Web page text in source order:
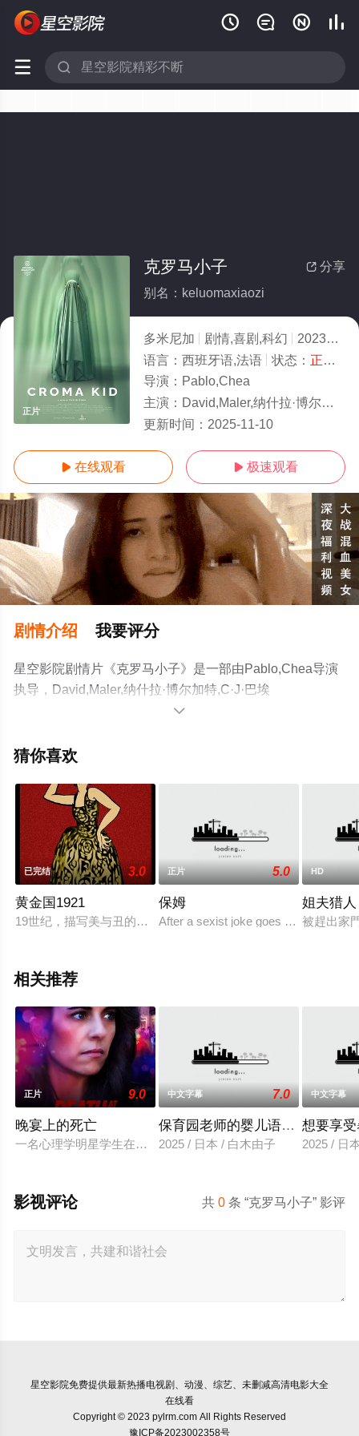
   
 
正片
 分享
克罗马小子
别名：keluomaxiaozi
多米尼加 剧情,喜剧,科幻 2023
语言： 西班牙语,法语 状态： 正片
导演： Pablo,Chea
主演： David,Maler,纳什拉·博尔加特,C·J·巴埃斯,Yasser,Michelén,以色列·卡德纳斯,Vi
更新时间： 2025-11-10
 在线观看  极速观看
剧情介绍 我要评分
星空影院剧情片《克罗马小子》是一部由Pablo,Chea导演
执导，David,Maler,纳什拉·博尔加特,C·J·巴埃
斯,Yasser,Michelén,以色列·卡德纳
等演员精彩演绎的多米尼加电影，手机免费在线观看高清
移步至豆瓣电影、电视猫或剧情网等平台了解。

猜你喜欢
已完结 3.0
黄金国1921
19世纪，描写美与丑的文学作品风靡一时。“美”之古怪亮丽，
正片 5.0
保姆
After a sexist joke goes viral, Cédric
HD
姐夫猎
被趕出家
相关推荐
正片 9.0
晚宴上的死亡
一名心理学明星学生在一次教师派对上死亡后，安德莉亚·吉布
中文字幕 7.0
保育园老师的婴儿语让人超兴奋
2025 / 日本 / 白木由子
中文字幕
想要享
2025 / 日
共0 条 “克罗马小子” 影评
影视评论
星空影院免费提供最新热播电视剧、动漫、综艺、未删减高清电影大全
在线看
Copyright © 2023 pylrm.com All Rights Reserved
豫ICP备2023002358号